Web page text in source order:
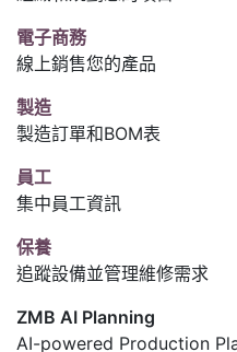
電子商務
線上銷售您的產品
製造
製造訂單和BOM表
員工
集中員工資訊
保養
追蹤設備並管理維修需求
ZMB AI Planning
AI-powered Production